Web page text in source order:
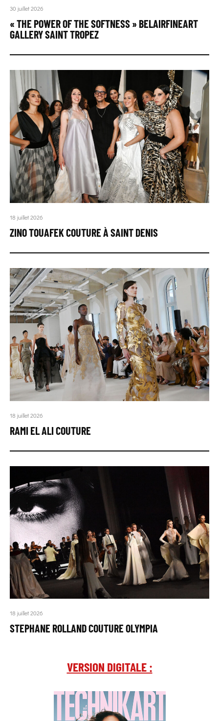
30 juillet 2026
« THE POWER OF THE SOFTNESS » BELAIRFINEART
GALLERY SAINT TROPEZ
18 juillet 2026
ZINO TOUAFEK COUTURE À SAINT DENIS
18 juillet 2026
RAMI EL ALI COUTURE
18 juillet 2026
STEPHANE ROLLAND COUTURE OLYMPIA
VERSION DIGITALE :